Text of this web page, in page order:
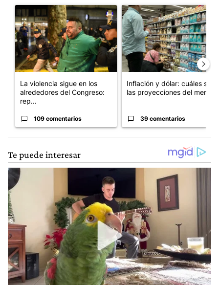
Un artículo de tendencia con el título "La violencia sigue en
La violencia sigue en los
alrededores del Congreso:
rep...
109 comentarios
Un artículo de tendencia con
Inflación y dólar: cuáles son
las proyecciones del merc...
39 comentarios